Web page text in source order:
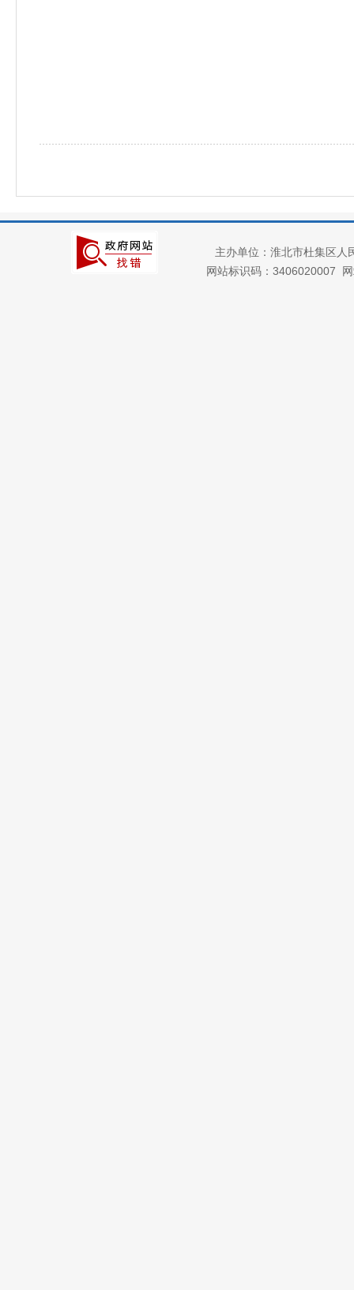
主办单位：淮北市杜集区
网站标识码：3406020007